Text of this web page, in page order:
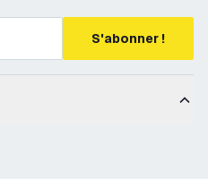
S'abonner !